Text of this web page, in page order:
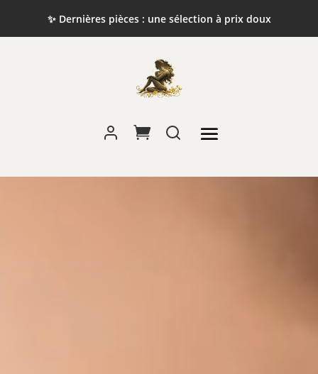
✨ Dernières pièces : une sélection à prix doux